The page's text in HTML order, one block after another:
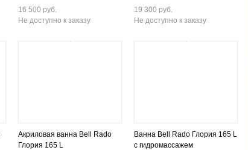
16 500 руб.
Не доступно к заказу
19 300 руб.
Не доступно к заказу
Акриловая ванна Bell Rado
Глория 165 L
Ванна Bell Rado Глория 165 L
с гидромассажем